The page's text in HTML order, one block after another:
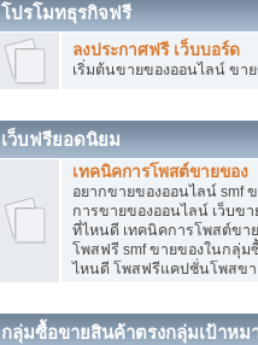
โปรโมทธุรกิจฟรี
ลงประกาศฟรี เว็บบอร์ด
เริ่มต้นขายของออนไลน์ ขา
เว็บฟรียอดนิยม
เทคนิคการโพสต์ขายของ
อยากขายของออนไลน์ smf
การขายของออนไลน์ เว็บข
ที่ไหนดี เทคนิคการโพสต์ขา
โพสฟรี smf ขายของในกลุ่ม
ไหนดี โพสฟรีแคปชั่นโพสขา
กลุ่มซื้อขายสินค้าตรงกลุ่มเป้าหม